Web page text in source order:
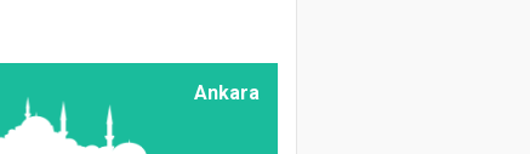
Üzümün İnsan
Beslenmesindeki
Önemi
Ankara